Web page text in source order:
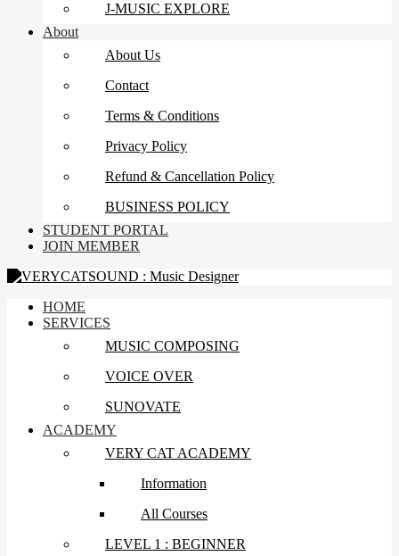
J-MUSIC EXPLORE
About
About Us
Contact
Terms & Conditions
Privacy Policy
Refund & Cancellation Policy
BUSINESS POLICY
STUDENT PORTAL
JOIN MEMBER
HOME
SERVICES
MUSIC COMPOSING
VOICE OVER
SUNOVATE
ACADEMY
VERY CAT ACADEMY
Information
All Courses
LEVEL 1 : BEGINNER